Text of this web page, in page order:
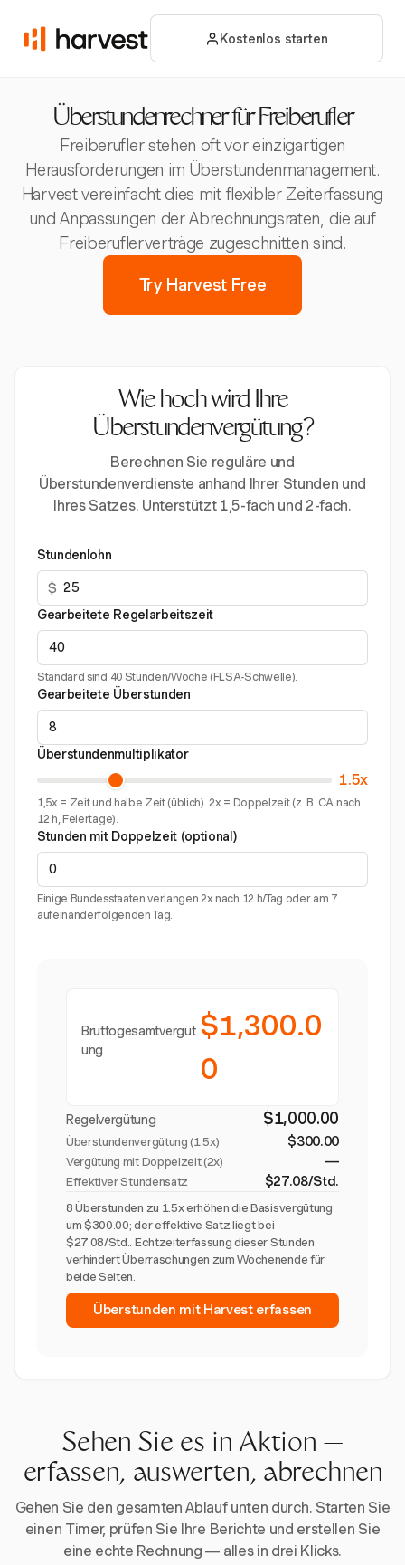
Kostenlos starten
Überstundenrechner für Freiberufler
Freiberufler stehen oft vor einzigartigen
Herausforderungen im Überstundenmanagement.
Harvest vereinfacht dies mit flexibler Zeiterfassung
und Anpassungen der Abrechnungsraten, die auf
Freiberuflerverträge zugeschnitten sind.
Try Harvest Free
Wie hoch wird Ihre
Überstundenvergütung?
Berechnen Sie reguläre und
Überstundenverdienste anhand Ihrer Stunden und
Ihres Satzes. Unterstützt 1,5-fach und 2-fach.
Stundenlohn
$
Gearbeitete Regelarbeitszeit
Standard sind 40 Stunden/Woche (FLSA-Schwelle).
Gearbeitete Überstunden
Überstundenmultiplikator
1.5x
1,5x = Zeit und halbe Zeit (üblich). 2x = Doppelzeit (z. B. CA nach
12 h, Feiertage).
Stunden mit Doppelzeit (optional)
Einige Bundesstaaten verlangen 2x nach 12 h/Tag oder am 7.
aufeinanderfolgenden Tag.
Bruttogesamtvergüt
ung
$1,300.0
0
Regelvergütung $1,000.00
Überstundenvergütung (1.5x) $300.00
Vergütung mit Doppelzeit (2x) —
Effektiver Stundensatz $27.08/Std.
8 Überstunden zu 1.5x erhöhen die Basisvergütung
um $300.00; der effektive Satz liegt bei
$27.08/Std.. Echtzeiterfassung dieser Stunden
verhindert Überraschungen zum Wochenende für
beide Seiten.
Überstunden mit Harvest erfassen
Sehen Sie es in Aktion —
erfassen, auswerten, abrechnen
Gehen Sie den gesamten Ablauf unten durch. Starten Sie
einen Timer, prüfen Sie Ihre Berichte und erstellen Sie
eine echte Rechnung — alles in drei Klicks.